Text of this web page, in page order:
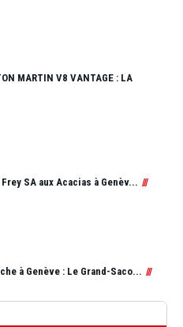
MARTIN V8 VANTAGE : LA
SA aux Acacias à Genèv...
à Genève : Le Grand-Saco...